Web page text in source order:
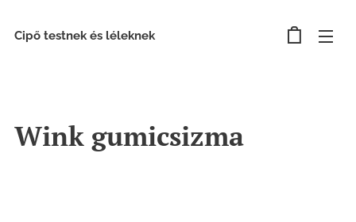
Cipő testnek és léleknek
Wink gumicsizma